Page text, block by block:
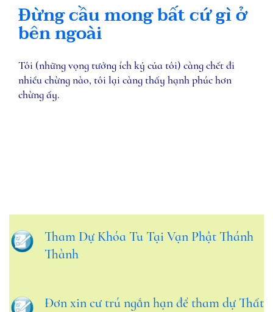
Đừng cầu mong bất cứ gì ở
bên ngoài
Tôi (những vọng tưởng ích kỷ của tôi) càng chết đi
nhiều chừng nào, tôi lại càng thấy hạnh phúc hơn
chừng ấy.
Tham Dự Khóa Tu Tại Vạn Phật Thánh
Thành
Đơn xin cư trú ngắn hạn để tham dự Thất